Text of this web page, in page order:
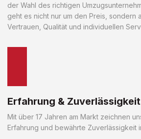
der Wahl des richtigen
geht es nicht nur um den Preis, sondern
Vertrauen, Qualität und individuellen
Erfahrung & Zuverlässigkeit
Mit über 17 Jahren am Markt zeichnen
Erfahrung und bewährte Zuverlässigkeit